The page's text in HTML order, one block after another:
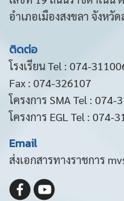
อำเภอเมืองสงขลา จังหวั
ติดต่อ
โรงเรียน Tel : 074-
Fax : 074-326107
โครงการ SMA Tel : 074-
โครงการ EGL Tel : 074-
Email
ส่งเอกสารทางราชการ